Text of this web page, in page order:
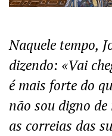
Naquele tempo,
dizendo: «Vai
é mais forte do
não sou digno
as correias das